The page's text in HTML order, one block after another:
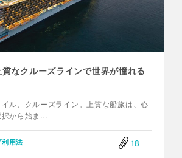
なクルーズラインで世界が憧れる
ル、クルーズライン。上質な船旅は、心
から始ま…
用法 18